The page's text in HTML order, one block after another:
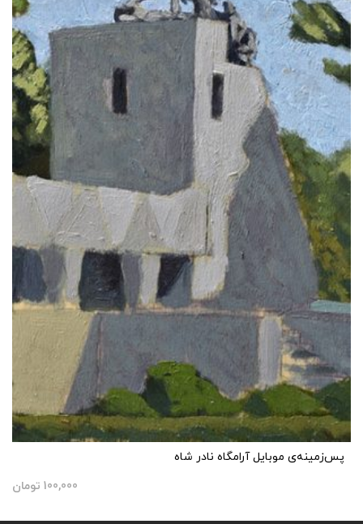
پس‌زمینه‌ی موبایل آرامگاه نادر شاه
100,000 تومان